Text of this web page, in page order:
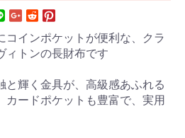
コインポケットが便利な、クラ
ィトンの長財布です
と輝く金具が、高級感あふれる
カードポケットも豊富で、実用